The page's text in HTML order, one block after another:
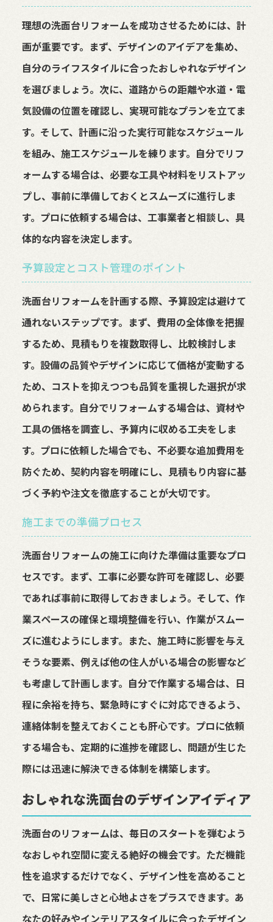
理想の洗面台リフォームを成功させるためには、計
画が重要です。まず、デザインのアイデアを集め、
自分のライフスタイルに合ったおしゃれなデザイン
を選びましょう。次に、道路からの距離や水道・電
気設備の位置を確認し、実現可能なプランを立てま
す。そして、計画に沿った実行可能なスケジュール
を組み、施工スケジュールを練ります。自分でリフ
ォームする場合は、必要な工具や材料をリストアッ
プし、事前に準備しておくとスムーズに進行しま
す。プロに依頼する場合は、工事業者と相談し、具
体的な内容を決定します。
予算設定とコスト管理のポイント
洗面台リフォームを計画する際、予算設定は避けて
通れないステップです。まず、費用の全体像を把握
するため、見積もりを複数取得し、比較検討しま
す。設備の品質やデザインに応じて価格が変動する
ため、コストを抑えつつも品質を重視した選択が求
められます。自分でリフォームする場合は、資材や
工具の価格を調査し、予算内に収める工夫をしま
す。プロに依頼した場合でも、不必要な追加費用を
防ぐため、契約内容を明確にし、見積もり内容に基
づく予約や注文を徹底することが大切です。
施工までの準備プロセス
洗面台リフォームの施工に向けた準備は重要なプロ
セスです。まず、工事に必要な許可を確認し、必要
であれば事前に取得しておきましょう。そして、作
業スペースの確保と環境整備を行い、作業がスムー
ズに進むようにします。また、施工時に影響を与え
そうな要素、例えば他の住人がいる場合の影響など
も考慮して計画します。自分で作業する場合は、日
程に余裕を持ち、緊急時にすぐに対応できるよう、
連絡体制を整えておくことも肝心です。プロに依頼
する場合も、定期的に進捗を確認し、問題が生じた
際には迅速に解決できる体制を構築します。
おしゃれな洗面台のデザインアイディア
洗面台のリフォームは、毎日のスタートを弾むよう
なおしゃれ空間に変える絶好の機会です。ただ機能
性を追求するだけでなく、デザイン性を高めること
で、日常に美しさと心地よさをプラスできます。あ
なたの好みやインテリアスタイルに合ったデザイン